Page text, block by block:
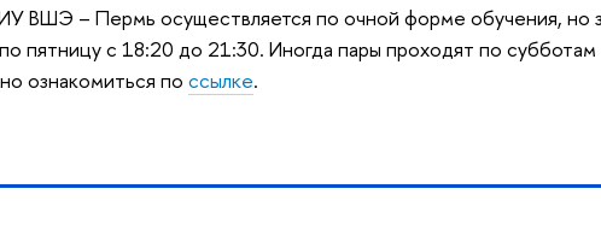
ВШЭ – Пермь осуществляется по очной форме обучения, но
пятницу с 18:20 до 21:30. Иногда пары проходят по
ознакомиться по ссылке.